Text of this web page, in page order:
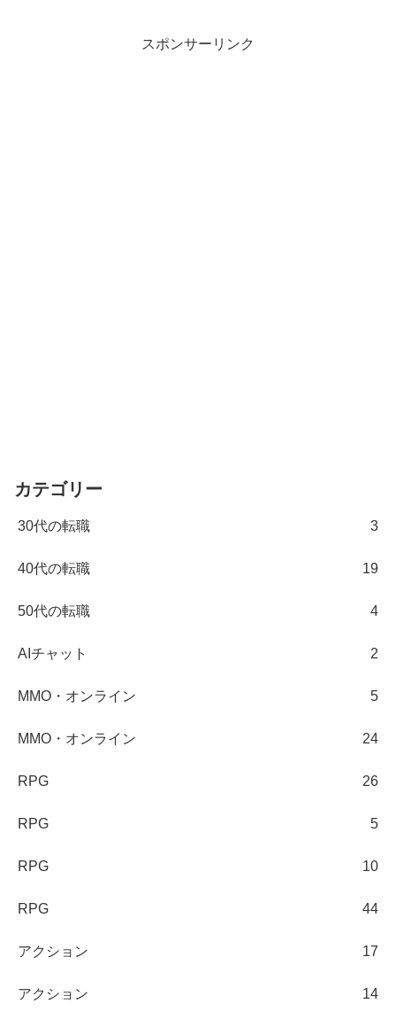
スポンサーリンク
カテゴリー
30代の転職 3
40代の転職 19
50代の転職 4
AIチャット 2
MMO・オンライン 5
MMO・オンライン 24
RPG 26
RPG 5
RPG 10
RPG 44
アクション 17
アクション 14